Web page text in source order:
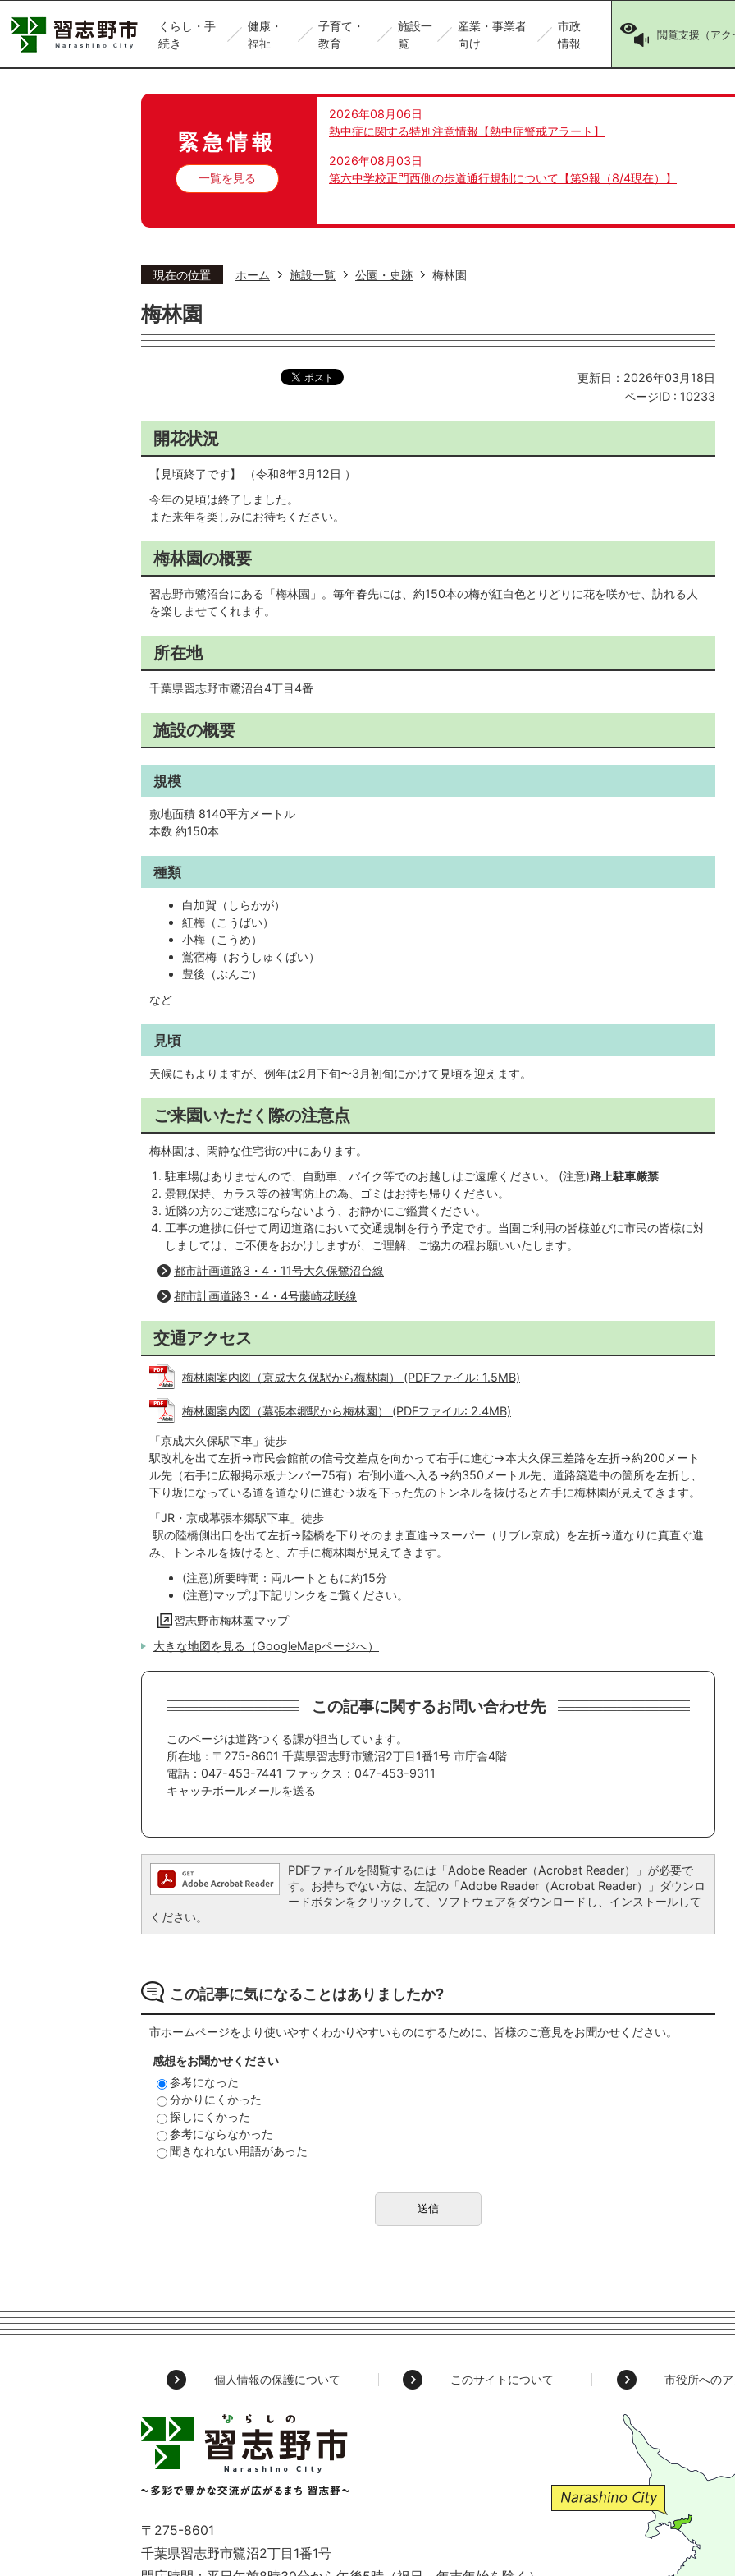
くらし・手
続き
健康・
福祉
子育て・
教育
施設一
覧
産業・事業者
向け
市政
情報
閲覧支援（ア
緊急情報
一覧を見る
2026年08月06日
熱中症に関する特別注意情報【熱中症警戒アラート】
2026年08月03日
第六中学校正門西側の歩道通行規制について【第9報（8/4現在）】
現在の位置 ホーム 施設一覧 公園・史跡 梅林園
梅林園
更新日：2026年03月18日
ページID : 10233
開花状況
【見頃終了です】 （令和8年3月12日 ）
今年の見頃は終了しました。
また来年を楽しみにお待ちください。
梅林園の概要
習志野市鷺沼台にある「梅林園」。毎年春先には、約150本の梅が紅白色とりどりに花を咲かせ、訪れる人
を楽しませてくれます。
所在地
千葉県習志野市鷺沼台4丁目4番
施設の概要
規模
敷地面積 8140平方メートル
本数 約150本
種類
白加賀（しらかが）
紅梅（こうばい）
小梅（こうめ）
鴬宿梅（おうしゅくばい）
豊後（ぶんご）
など
見頃
天候にもよりますが、例年は2月下旬〜3月初旬にかけて見頃を迎えます。
ご来園いただく際の注意点
梅林園は、閑静な住宅街の中にあります。
駐車場はありませんので、自動車、バイク等でのお越しはご遠慮ください。 (注意)路上駐車厳禁
景観保持、カラス等の被害防止の為、ゴミはお持ち帰りください。
近隣の方のご迷惑にならないよう、お静かにご鑑賞ください。
工事の進捗に併せて周辺道路において交通規制を行う予定です。当園ご利用の皆様並びに市民の皆様に対
しましては、ご不便をおかけしますが、ご理解、ご協力の程お願いいたします。
都市計画道路3・4・11号大久保鷺沼台線
都市計画道路3・4・4号藤崎花咲線
交通アクセス
梅林園案内図（京成大久保駅から梅林園） (PDFファイル: 1.5MB)
梅林園案内図（幕張本郷駅から梅林園） (PDFファイル: 2.4MB)
「京成大久保駅下車」徒歩
駅改札を出て左折→市民会館前の信号交差点を向かって右手に進む→本大久保三差路を左折→約200メート
ル先（右手に広報掲示板ナンバー75有）右側小道へ入る→約350メートル先、道路築造中の箇所を左折し、
下り坂になっている道を道なりに進む→坂を下った先のトンネルを抜けると左手に梅林園が見えてきます。
「JR・京成幕張本郷駅下車」徒歩
駅の陸橋側出口を出て左折→陸橋を下りそのまま直進→スーパー（リブレ京成）を左折→道なりに真直ぐ進
み、トンネルを抜けると、左手に梅林園が見えてきます。
(注意)所要時間：両ルートともに約15分
(注意)マップは下記リンクをご覧ください。
習志野市梅林園マップ
大きな地図を見る（GoogleMapページへ）
この記事に関するお問い合わせ先
このページは道路つくる課が担当しています。
所在地：〒275-8601 千葉県習志野市鷺沼2丁目1番1号 市庁舎4階
電話：047-453-7441 ファックス：047-453-9311
キャッチボールメールを送る
PDFファイルを閲覧するには「Adobe Reader（Acrobat Reader）」が必要で
す。お持ちでない方は、左記の「Adobe Reader（Acrobat Reader）」ダウンロ
ードボタンをクリックして、ソフトウェアをダウンロードし、インストールして
ください。
この記事に気になることはありましたか?
市ホームページをより使いやすくわかりやすいものにするために、皆様のご意見をお聞かせください。
感想をお聞かせください
参考になった
分かりにくかった
探しにくかった
参考にならなかった
聞きなれない用語があった
個人情報の保護について このサイトについて 市役所への
習
志
Narashino
～
多
彩
〒275-8601
千葉県習志野市鷺沼2丁目1番1号